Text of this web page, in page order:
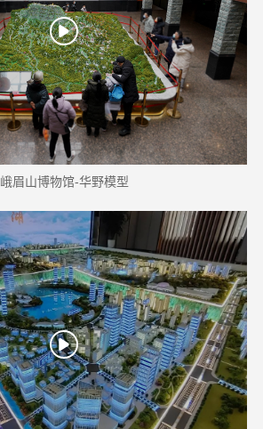
峨眉山博物馆-华野模型